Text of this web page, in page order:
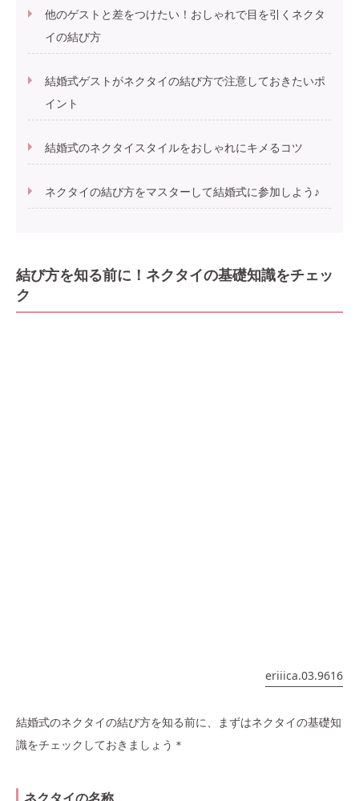
他のゲストと差をつけたい！おしゃれで目を引くネクタ
イの結び方
結婚式ゲストがネクタイの結び方で注意しておきたいポ
イント
結婚式のネクタイスタイルをおしゃれにキメるコツ
ネクタイの結び方をマスターして結婚式に参加しよう♪
結び方を知る前に！ネクタイの基礎知識をチェッ
ク
eriiica.03.9616
結婚式のネクタイの結び方を知る前に、まずはネクタイの基礎知
識をチェックしておきましょう＊